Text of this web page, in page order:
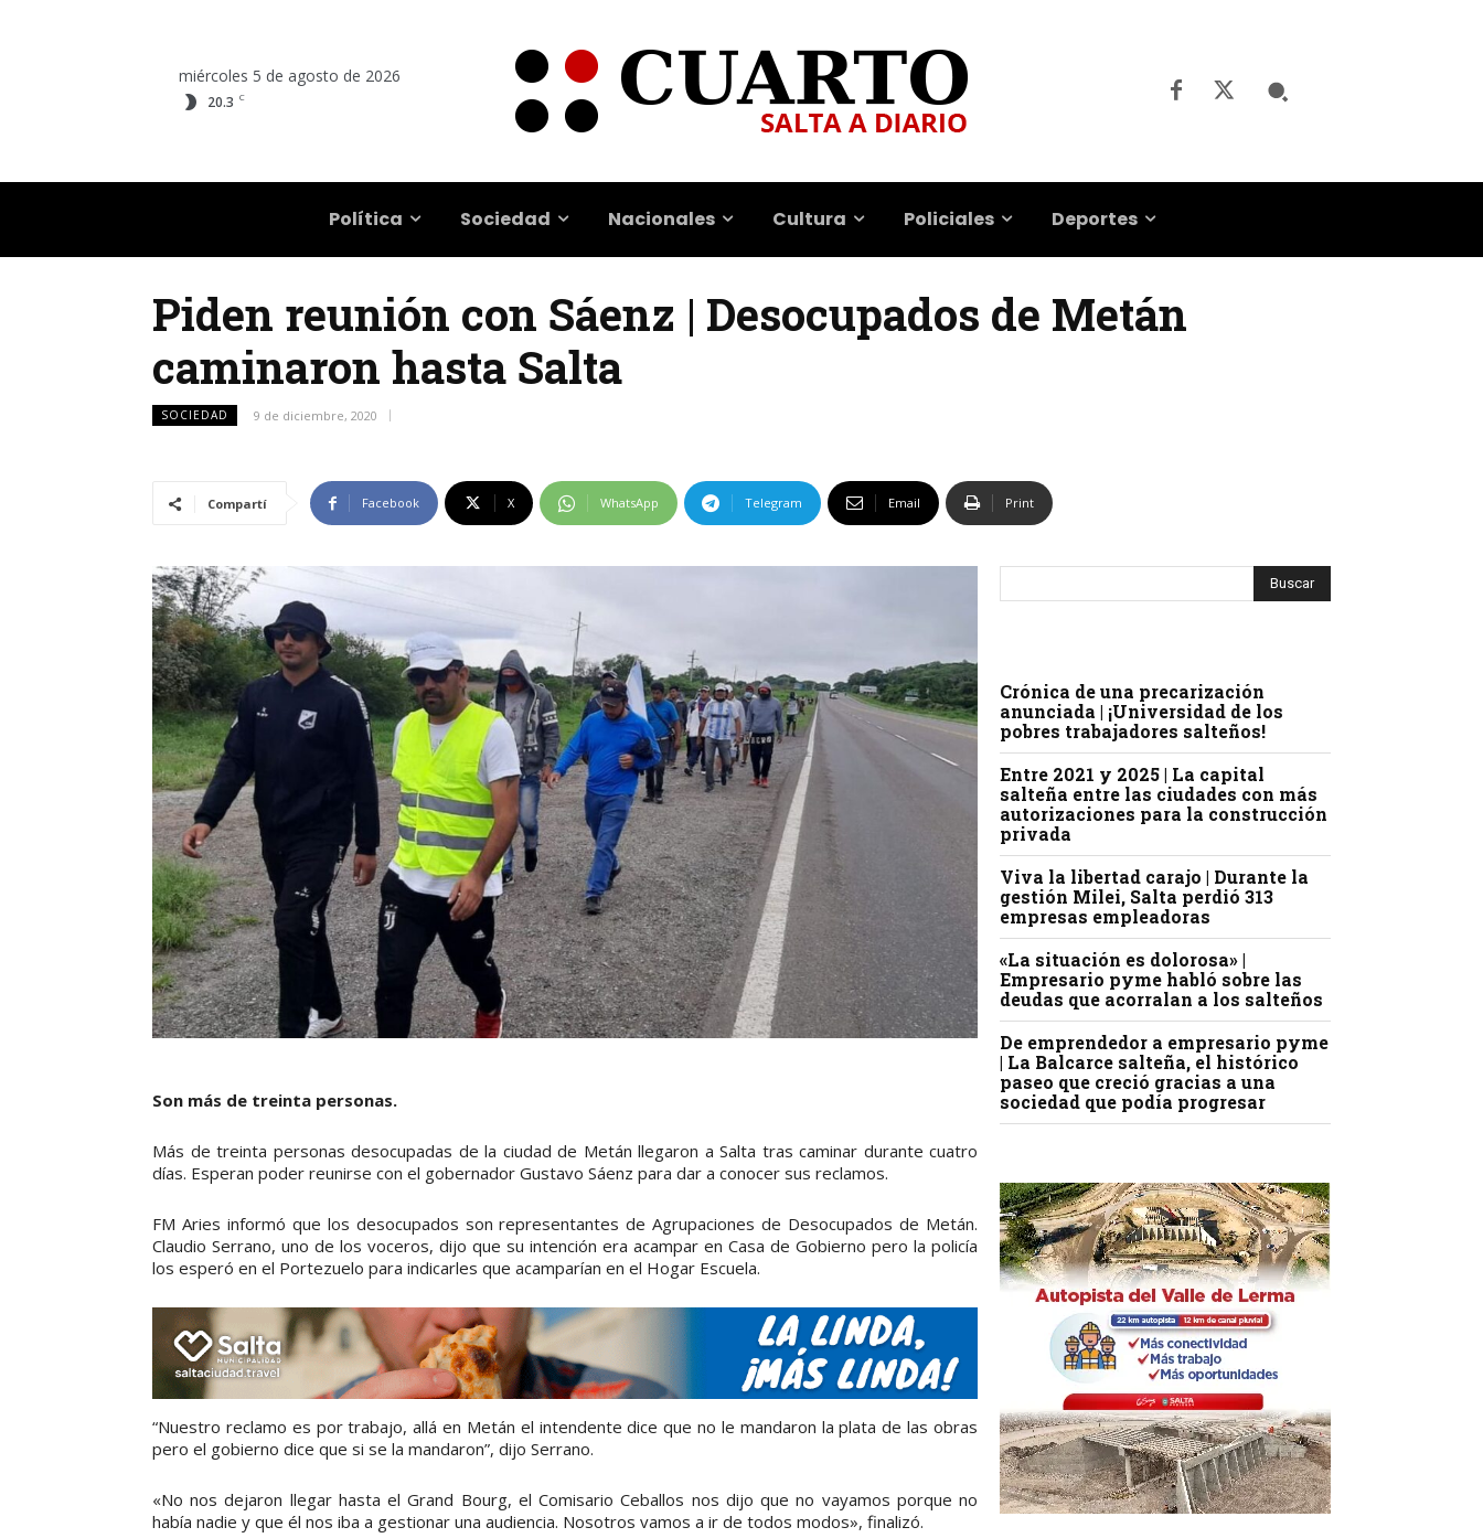
miércoles 5 de agosto de 2026
20.3 C
Política Sociedad Nacionales Cultura Policiales Deportes
Piden reunión con Sáenz | Desocupados de Metán
caminaron hasta Salta
SOCIEDAD 9 de diciembre, 2020
Compartí Facebook X WhatsApp Telegram Email Print
Son más de treinta personas.
Más de treinta personas desocupadas de la ciudad de Metán llegaron a Salta tras caminar durante cuatro
días. Esperan poder reunirse con el gobernador Gustavo Sáenz para dar a conocer sus reclamos.
FM Aries informó que los desocupados son representantes de Agrupaciones de Desocupados de Metán.
Claudio Serrano, uno de los voceros, dijo que su intención era acampar en Casa de Gobierno pero la policía
los esperó en el Portezuelo para indicarles que acamparían en el Hogar Escuela.
“Nuestro reclamo es por trabajo, allá en Metán el intendente dice que no le mandaron la plata de las obras
pero el gobierno dice que si se la mandaron”, dijo Serrano.
«No nos dejaron llegar hasta el Grand Bourg, el Comisario Ceballos nos dijo que no vayamos porque no
había nadie y que él nos iba a gestionar una audiencia. Nosotros vamos a ir de todos modos», finalizó.
Crónica de una precarización
anunciada | ¡Universidad de los
pobres trabajadores salteños!
Entre 2021 y 2025 | La capital
salteña entre las ciudades con más
autorizaciones para la construcción
privada
Viva la libertad carajo | Durante la
gestión Milei, Salta perdió 313
empresas empleadoras
«La situación es dolorosa» |
Empresario pyme habló sobre las
deudas que acorralan a los salteños
De emprendedor a empresario pyme
| La Balcarce salteña, el histórico
paseo que creció gracias a una
sociedad que podía progresar